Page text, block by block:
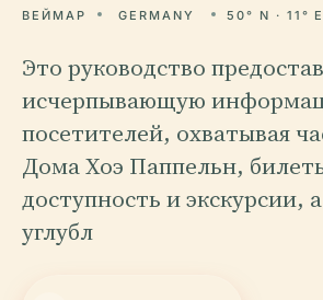
ВЕЙМАР GERMANY 50° N · 11° E
Это руководство
исчерпывающую
посетителей, охватывая
Дома Хоэ Паппельн,
доступность и экскурсии,
углубл